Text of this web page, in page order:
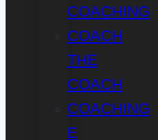
COACHING
COACH
THE
COACH
COACHING
E